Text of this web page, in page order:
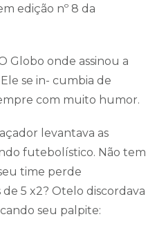
edição nº 8 da
Globo onde assinou a
Ele se in- cumbia de
com muito humor.
levantava as
futebolístico. Não tem
time perde
5 x2? Otelo discordava
seu palpite: